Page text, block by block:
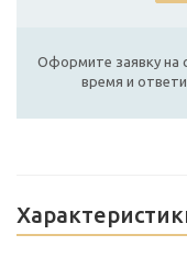
Оформите заявку на
время и